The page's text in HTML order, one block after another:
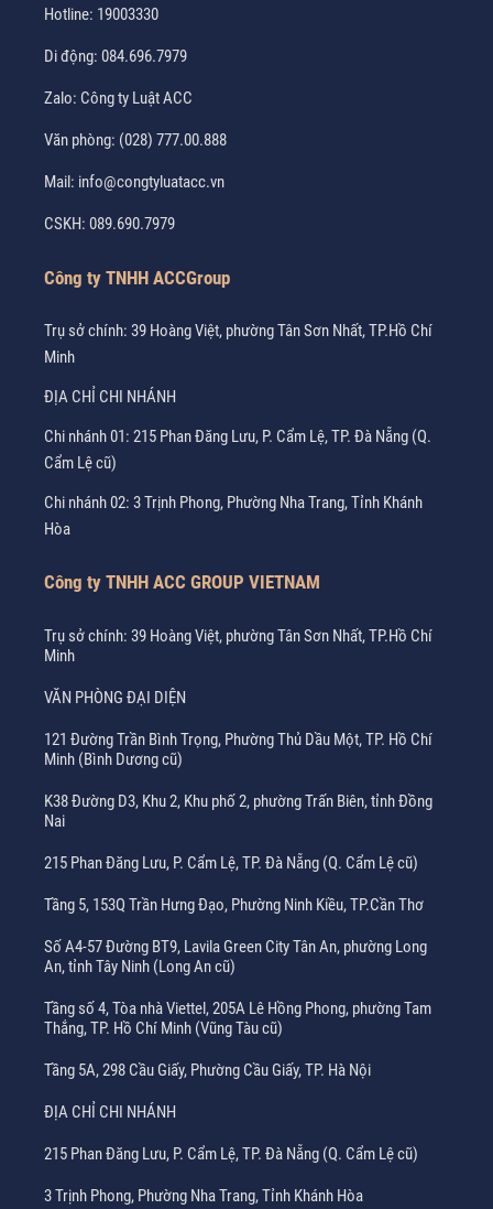
Hotline: 19003330
Di động: 084.696.7979
Zalo: Công ty Luật ACC
Văn phòng: (028) 777.00.888
Mail: info@congtyluatacc.vn
CSKH: 089.690.7979
Công ty TNHH ACCGroup
Trụ sở chính: 39 Hoàng Việt, phường Tân Sơn Nhất, TP.Hồ Chí
Minh
ĐỊA CHỈ CHI NHÁNH
Chi nhánh 01: 215 Phan Đăng Lưu, P. Cẩm Lệ, TP. Đà Nẵng (Q.
Cẩm Lệ cũ)
Chi nhánh 02: 3 Trịnh Phong, Phường Nha Trang, Tỉnh Khánh
Hòa
Công ty TNHH ACC GROUP VIETNAM
Trụ sở chính: 39 Hoàng Việt, phường Tân Sơn Nhất, TP.Hồ Chí
Minh
VĂN PHÒNG ĐẠI DIỆN
121 Đường Trần Bình Trọng, Phường Thủ Dầu Một, TP. Hồ Chí
Minh (Bình Dương cũ)
K38 Đường D3, Khu 2, Khu phố 2, phường Trấn Biên, tỉnh Đồng
Nai
215 Phan Đăng Lưu, P. Cẩm Lệ, TP. Đà Nẵng (Q. Cẩm Lệ cũ)
Tầng 5, 153Q Trần Hưng Đạo, Phường Ninh Kiều, TP.Cần Thơ
Số A4-57 Đường BT9, Lavila Green City Tân An, phường Long
An, tỉnh Tây Ninh (Long An cũ)
Tầng số 4, Tòa nhà Viettel, 205A Lê Hồng Phong, phường Tam
Thắng, TP. Hồ Chí Minh (Vũng Tàu cũ)
Tầng 5A, 298 Cầu Giấy, Phường Cầu Giấy, TP. Hà Nội
ĐỊA CHỈ CHI NHÁNH
215 Phan Đăng Lưu, P. Cẩm Lệ, TP. Đà Nẵng (Q. Cẩm Lệ cũ)
3 Trịnh Phong, Phường Nha Trang, Tỉnh Khánh Hòa